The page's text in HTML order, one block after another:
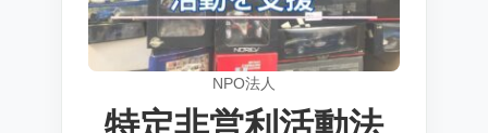
NPO法人
特定非営利活動法